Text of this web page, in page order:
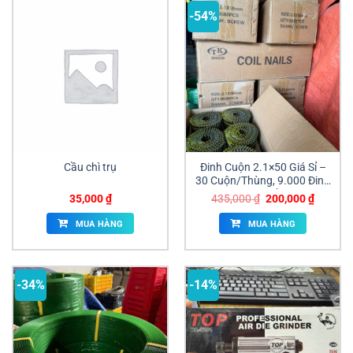
Cầu chì trụ
35,000₫
MUA HÀNG
-54%
Đinh Cuộn 2.1×50 Giá Sỉ –
30 Cuộn/Thùng, 9.000 Đinh
| Giao Ngay Đồng Nai
435,000₫ Giá
là:
435,000 ₫.
200,000₫Giá
hiện
MUA HÀNG
-34% -14%